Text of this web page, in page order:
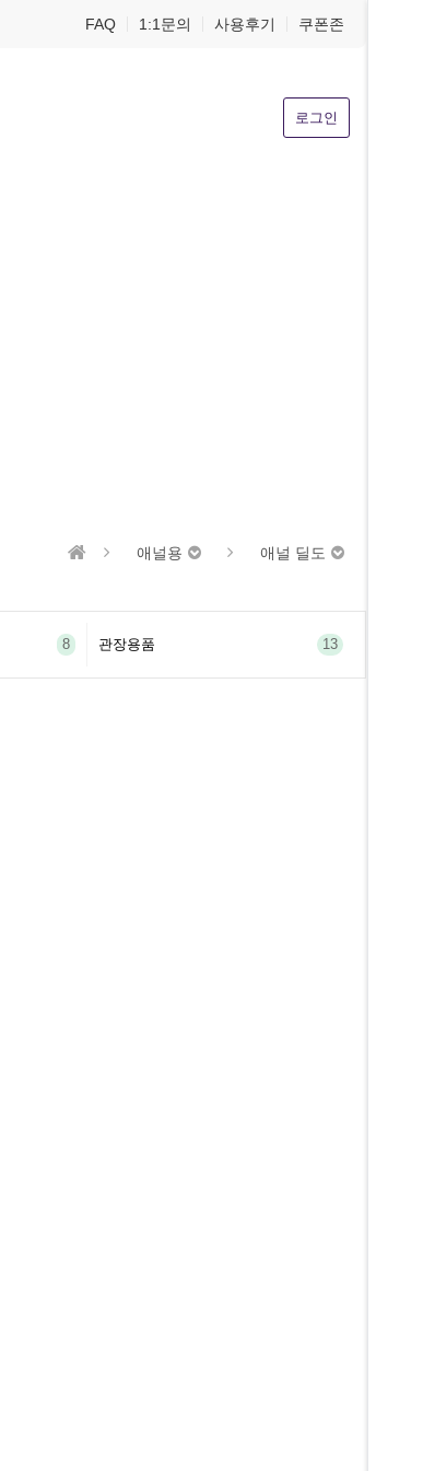
FAQ 1:1문의 사용후기 쿠폰존
로그인
애널용 애널 딜도
8 관장용품 13